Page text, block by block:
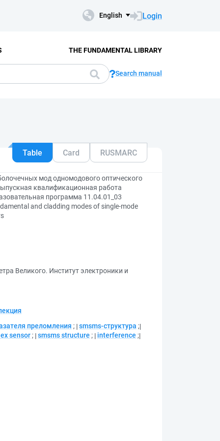
English Login
THE FUNDAMENTAL LIBRARY
Search manual
Table Card RUSMARC
мод одномодового оптического
квалификационная работа
программа 11.04.01_03
and cladding modes of single-mode
Великого. Институт электроники и
преломления ; smsms-структура ;
sensor ; smsms structure ; interference ;